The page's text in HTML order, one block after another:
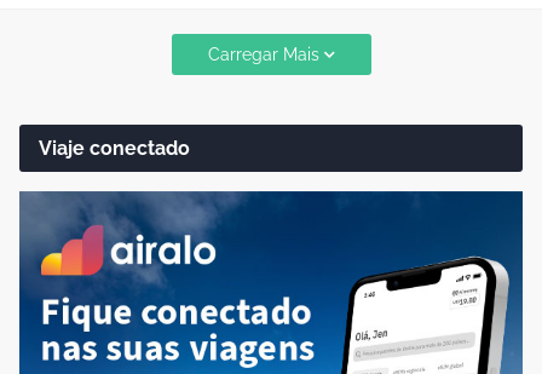
Carregar Mais
Viaje conectado